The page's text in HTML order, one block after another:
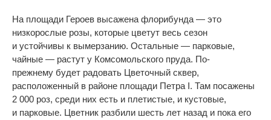
На площади Героев высажена флорибунда —это
низкорослые розы, которые цветут весь сезон
и устойчивы к вымерзанию. Остальные —парковые,
чайные —растут у Комсомольского пруда. По-
прежнемубудет радовать Цветочный сквер,
расположенный в районе площади Петра I. Там посажены
2 000 роз, среди них есть и плетистые, и кустовые,
и парковые. Цветник разбили шесть лет назад и пока его